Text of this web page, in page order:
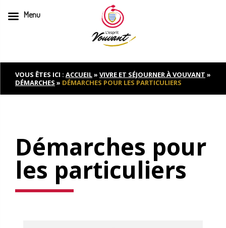
to
contentVOUS ÊTES ICI : ACCUEIL» VIVRE ET SÉJOURNER À VOUVANT »
DÉMARCHES » DÉMARCHES POUR LES PARTICULIERS
Démarches pour
les particuliers
Menu